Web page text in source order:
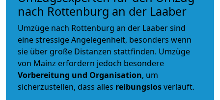
nach Rottenburg an der Laaber
Umzüge nach Rottenburg an der Laaber sind
eine stressige Angelegenheit, besonders wenn
sie über große Distanzen stattfinden. Umzüge
von Mainz erfordern jedoch besondere
Vorbereitung und Organisation, um
sicherzustellen, dass alles reibungslosverläuft.